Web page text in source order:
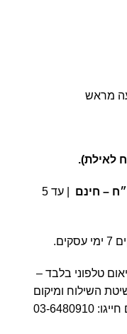
– חינם
| עד 5
טלפוני בלבד –
השילוח ומיקום
03-6480910